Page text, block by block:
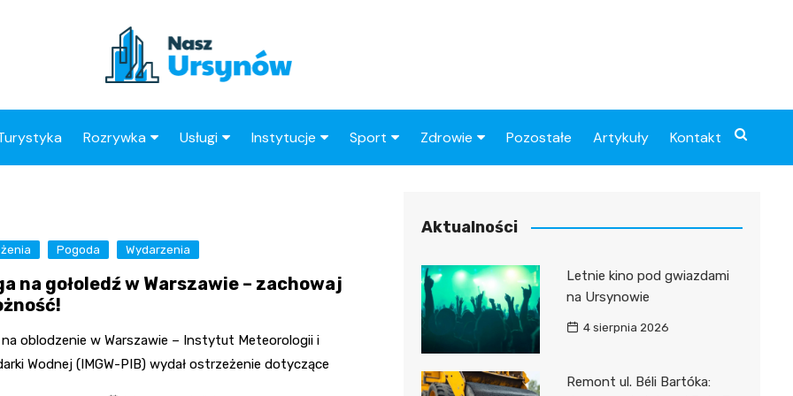
Rozrywka
Ogródki Działkowe
Księgarnie
Usługi
Restauracje
Barber
Radca Prawny
Instytucje
Urząd Dzielnicy
Poczta
Sport Zdrowie
Przychodnie
Apteki
Pozostałe Artykuły Kontakt
Pogoda Wydarzenia
na gołoledź w Warszawie – zachowaj
oblodzenie w Warszawie – Instytut Meteorologii i
Wodnej (IMGW-PIB) wydał ostrzeżenie dotyczące
Aktualności
Letnie kino pod gwiazdami
na Ursynowie
4 sierpnia 2026
Remont ul. Béli Bartóka: